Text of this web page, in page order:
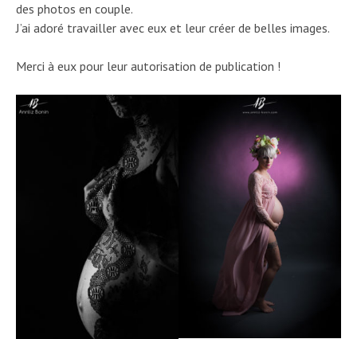
des photos en couple.
J’ai adoré travailler avec eux et leur créer de belles images.
Merci à eux pour leur autorisation de publication !